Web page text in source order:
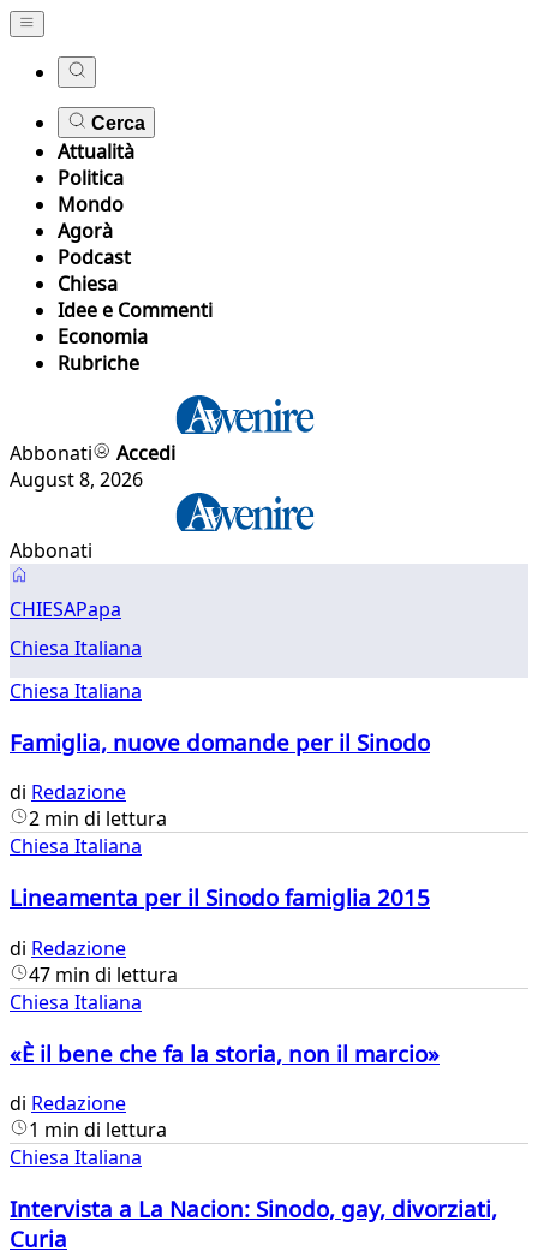
Cerca
Attualità
Politica
Mondo
Agorà
Podcast
Chiesa
Idee e Commenti
Economia
Rubriche
Abbonati
Accedi
August 8, 2026
Abbonati
Chiesa
CHIESAPapa
Chiesa Italiana
Chiesa Italiana
Famiglia, nuove domande per il Sinodo
di Redazione
2 min di lettura
Chiesa Italiana
Lineamenta per il Sinodo famiglia 2015
di Redazione
47 min di lettura
Chiesa Italiana
«È il bene che fa la storia, non il marcio»
di Redazione
1 min di lettura
Chiesa Italiana
Intervista a La Nacion: Sinodo, gay, divorziati,
Curia